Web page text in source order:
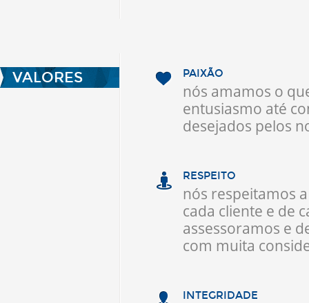
VALORES PAIXÃO
nós amamos o
entusiasmo até
desejados pelos
RESPEITO
nós respeitamos
cada cliente e de
assessoramos e
com muita
INTEGRIDADE